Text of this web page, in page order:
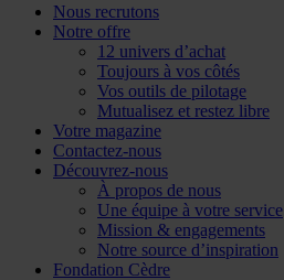
Nous recrutons
Notre offre
12 univers d’achat
Toujours à vos côtés
Vos outils de pilotage
Mutualisez et restez libre
Votre magazine
Contactez-nous
Découvrez-nous
À propos de nous
Une équipe à votre service
Mission & engagements
Notre source d’inspiration
Fondation Cèdre